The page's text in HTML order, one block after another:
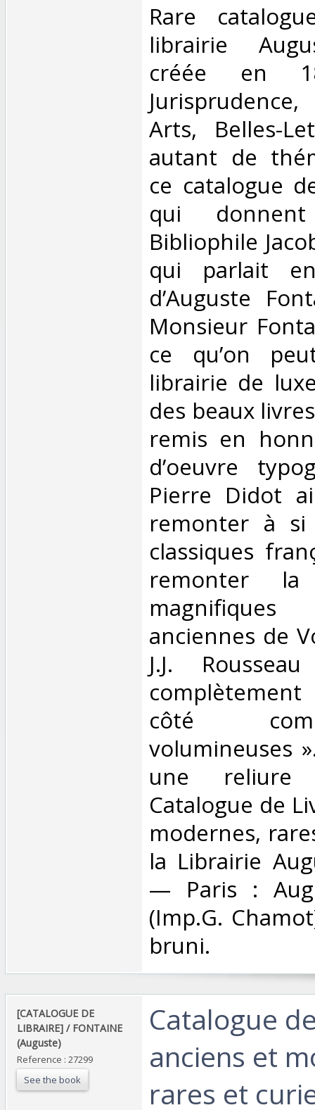
‎Rare
librairie
créée en
Arts, Belles-
autant de
ce catalogue
qui
Bibliophile
qui parlait
d’Auguste
Monsieur
ce qu’on
librairie de
des beaux
remis en
d’oeuvre
Pierre Didot
remonter à
classiques
remonter
anciennes de
J.J.
côté
volumineuses
une reliure
Catalogue de
modernes,
la Librairie
— Paris :
(Imp.G.
bruni. ‎
‎[CATALOGUE DE
LIBRAIRE] / FONTAINE
(Auguste)‎
Reference : 27299
See the book
‎Catalogue
anciens et
rares et